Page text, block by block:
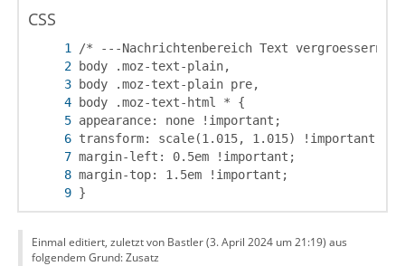
CSS
}
Einmal editiert, zuletzt von Bastler (3. April 2024 um 21:19) aus
folgendem Grund: Zusatz